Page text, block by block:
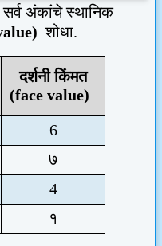
अंकांचे स्थानिक
शोधा.
दर्शनी किंमत
(face value)
6
७
4
१